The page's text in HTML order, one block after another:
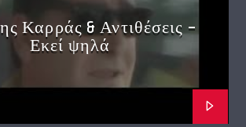
Καρράς & Αντιθέσεις –
Εκεί ψηλά